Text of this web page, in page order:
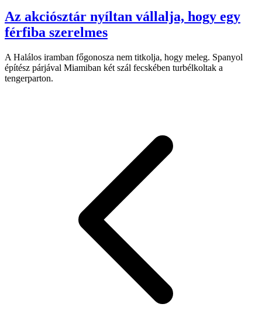
Az akciósztár nyíltan vállalja, hogy egy
férfiba szerelmes
A Halálos iramban főgonosza nem titkolja, hogy meleg. Spanyol
építész párjával Miamiban két szál fecskében turbélkoltak a
tengerparton.